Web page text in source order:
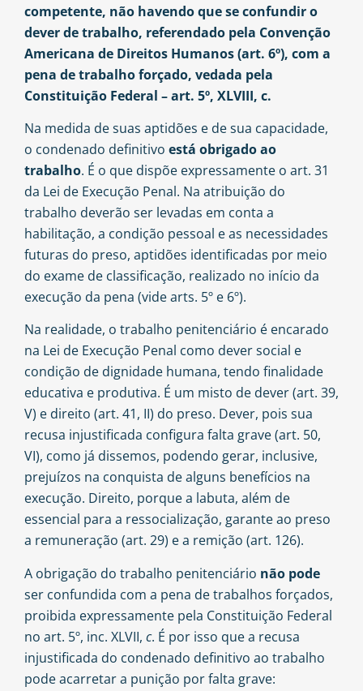
competente, não havendo que se confundir o
dever de trabalho, referendado pela Convenção
Americana de Direitos Humanos (art. 6º), com a
pena de trabalho forçado, vedada pela
Constituição Federal – art. 5º, XLVIII, c.
Na medida de suas aptidões e de sua capacidade,
o condenado definitivo está obrigado ao
trabalho. É o que dispõe expressamente o art. 31
da Lei de Execução Penal. Na atribuição do
trabalho deverão ser levadas em conta a
habilitação, a condição pessoal e as necessidades
futuras do preso, aptidões identificadas por meio
do exame de classificação, realizado no início da
execução da pena (vide arts. 5º e 6º).
Na realidade, o trabalho penitenciário é encarado
na Lei de Execução Penal como dever social e
condição de dignidade humana, tendo finalidade
educativa e produtiva. É um misto de dever (art. 39,
V) e direito (art. 41, II) do preso. Dever, pois sua
recusa injustificada configura falta grave (art. 50,
VI), como já dissemos, podendo gerar, inclusive,
prejuízos na conquista de alguns benefícios na
execução. Direito, porque a labuta, além de
essencial para a ressocialização, garante ao preso
a remuneração (art. 29) e a remição (art. 126).
A obrigação do trabalho penitenciário não pode
ser confundida com a pena de trabalhos forçados,
proibida expressamente pela Constituição Federal
no art. 5º, inc. XLVII, c. É por isso que a recusa
injustificada do condenado definitivo ao trabalho
pode acarretar a punição por falta grave: